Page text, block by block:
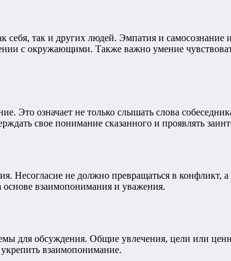
так и других людей. Эмпатия и
с окружающими. Также важно умение
Это означает не только слышать слова
свое понимание сказанного и проявлять
Несогласие не должно превращаться в конфликт,
основе взаимопонимания и уважения.
для обсуждения. Общие увлечения, цели или
взаимопонимание.